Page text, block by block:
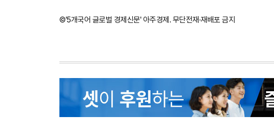
©'5개국어 글로벌 경제신문' 아주경제. 무단전재·재배포 금지